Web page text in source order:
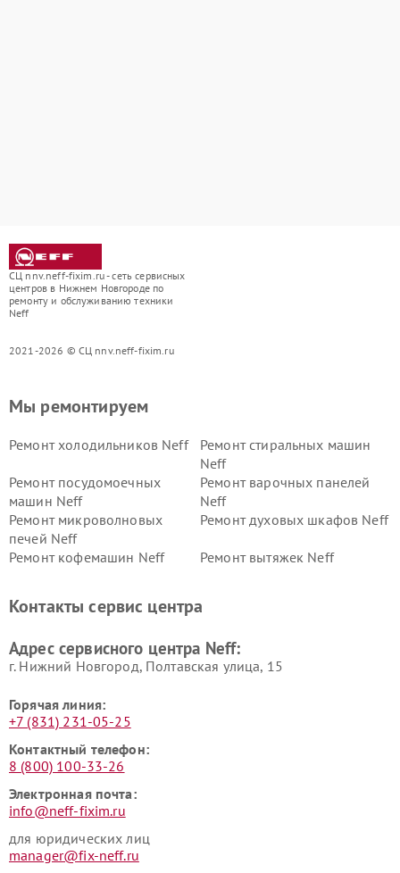
СЦ nnv.neff-fixim.ru - сеть сервисных
центров в Нижнем Новгороде по
ремонту и обслуживанию техники
Neff
2021-2026 © СЦ nnv.neff-fixim.ru
Мы ремонтируем
Ремонт холодильников Neff
Ремонт стиральных машин
Neff
Ремонт посудомоечных
машин Neff
Ремонт варочных панелей
Neff
Ремонт микроволновых
печей Neff
Ремонт духовых шкафов Neff
Ремонт кофемашин Neff Ремонт вытяжек Neff
Контакты сервис центра
Адрес сервисного центра Neff:
г. Нижний Новгород, Полтавская улица, 15
Горячая линия:
+7 (831) 231-05-25
Контактный телефон:
8 (800) 100-33-26
Электронная почта:
info@neff-fixim.ru
для юридических лиц
manager@fix-neff.ru